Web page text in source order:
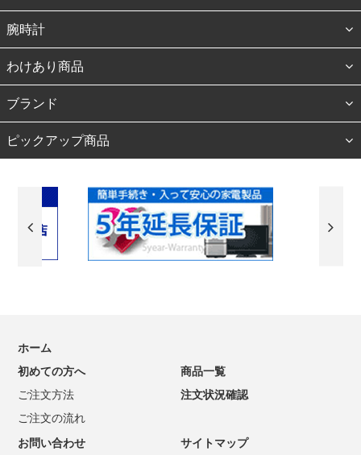
腕時計
わけあり商品
ブランド
ピックアップ商品
ホーム
初めての方へ
ご注文方法
ご注文の流れ
商品一覧
注文状況確認
お問い合わせ サイトマップ